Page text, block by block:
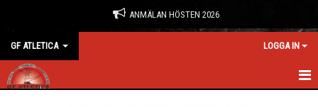
ANMÄLAN HÖSTEN 2026
GF ATLETICA LOGGA IN